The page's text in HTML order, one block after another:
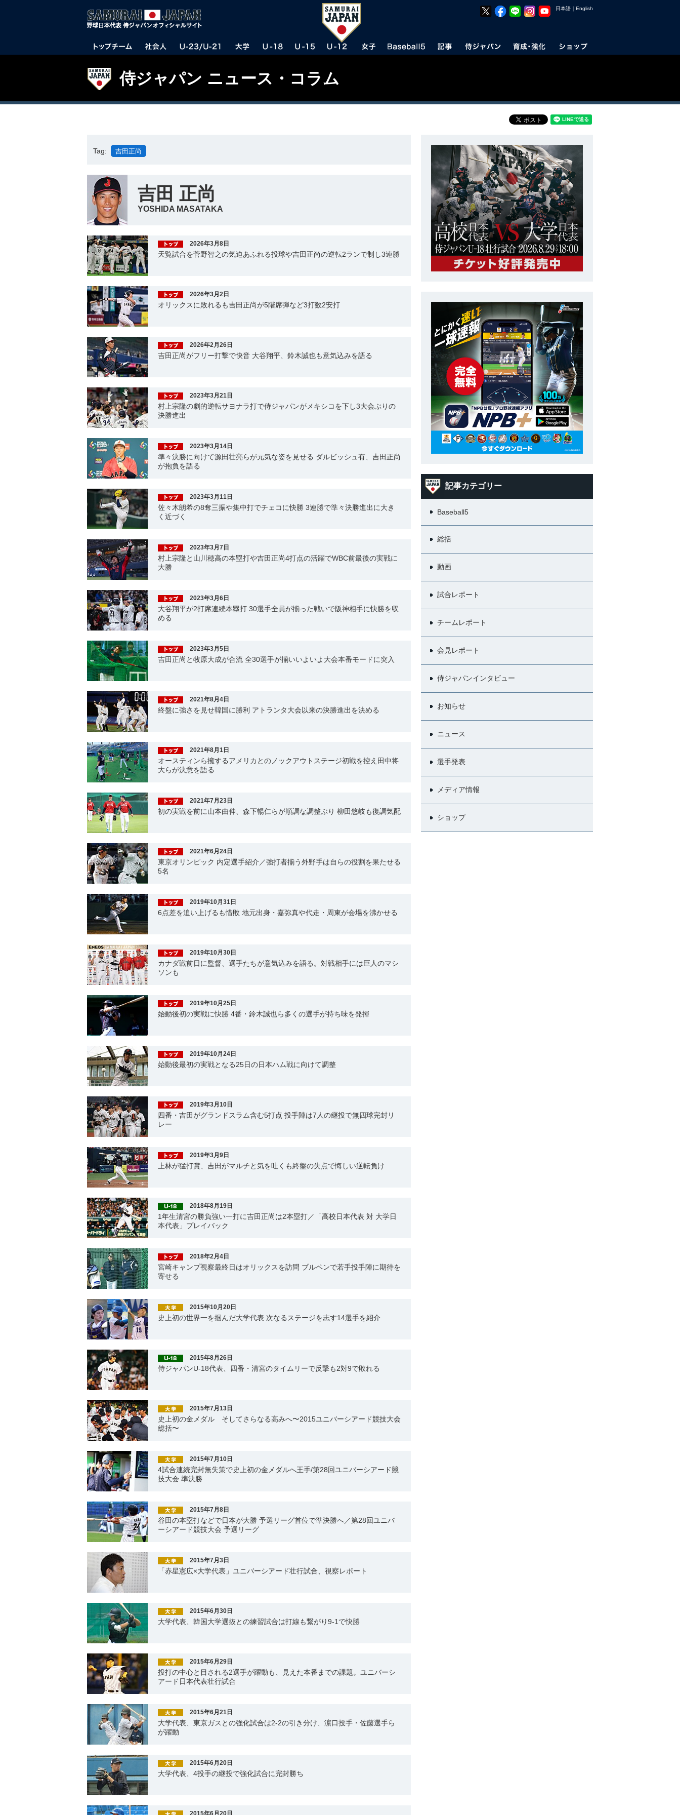
日本語 ｜ English
侍ジャパン ニュース・コラム
Tag: 吉田正尚
吉田 正尚
YOSHIDA MASATAKA
2026年3月8日
天覧試合を菅野智之の気迫あふれる投球や吉田正尚の逆転2ランで制し3連勝
2026年3月2日
オリックスに敗れるも吉田正尚が5階席弾など3打数2安打
2026年2月26日
吉田正尚がフリー打撃で快音 大谷翔平、鈴木誠也も意気込みを語る
2023年3月21日
村上宗隆の劇的逆転サヨナラ打で侍ジャパンがメキシコを下し3大会ぶりの
決勝進出
2023年3月14日
準々決勝に向けて源田壮亮らが元気な姿を見せる ダルビッシュ有、吉田正尚
が抱負を語る
2023年3月11日
佐々木朗希の8奪三振や集中打でチェコに快勝 3連勝で準々決勝進出に大き
く近づく
2023年3月7日
村上宗隆と山川穂高の本塁打や吉田正尚4打点の活躍でWBC前最後の実戦に
大勝
2023年3月6日
大谷翔平が2打席連続本塁打 30選手全員が揃った戦いで阪神相手に快勝を収
める
2023年3月5日
吉田正尚と牧原大成が合流 全30選手が揃いいよいよ大会本番モードに突入
2021年8月4日
終盤に強さを見せ韓国に勝利 アトランタ大会以来の決勝進出を決める
2021年8月1日
オースティンら擁するアメリカとのノックアウトステージ初戦を控え田中将
大らが決意を語る
2021年7月23日
初の実戦を前に山本由伸、森下暢仁らが順調な調整ぶり 柳田悠岐も復調気配
2021年6月24日
東京オリンピック 内定選手紹介／強打者揃う外野手は自らの役割を果たせる
5名
2019年10月31日
6点差を追い上げるも惜敗 地元出身・嘉弥真や代走・周東が会場を沸かせる
2019年10月30日
カナダ戦前日に監督、選手たちが意気込みを語る。対戦相手には巨人のマシ
ソンも
2019年10月25日
始動後初の実戦に快勝 4番・鈴木誠也ら多くの選手が持ち味を発揮
2019年10月24日
始動後最初の実戦となる25日の日本ハム戦に向けて調整
2019年3月10日
四番・吉田がグランドスラム含む5打点 投手陣は7人の継投で無四球完封リ
レー
2019年3月9日
上林が猛打賞、吉田がマルチと気を吐くも終盤の失点で悔しい逆転負け
2018年8月19日
1年生清宮の勝負強い一打に吉田正尚は2本塁打／「高校日本代表 対 大学日
本代表」プレイバック
2018年2月4日
宮崎キャンプ視察最終日はオリックスを訪問 ブルペンで若手投手陣に期待を
寄せる
2015年10月20日
史上初の世界一を掴んだ大学代表 次なるステージを志す14選手を紹介
2015年8月26日
侍ジャパンU-18代表、四番・清宮のタイムリーで反撃も2対9で敗れる
2015年7月13日
史上初の金メダル そしてさらなる高みへ〜2015ユニバーシアード競技大会
総括〜
2015年7月10日
4試合連続完封無失策で史上初の金メダルへ王手/第28回ユニバーシアード競
技大会 準決勝
2015年7月8日
谷田の本塁打などで日本が大勝 予選リーグ首位で準決勝へ／第28回ユニバ
ーシアード競技大会 予選リーグ
2015年7月3日
「赤星憲広×大学代表」ユニバーシアード壮行試合、視察レポート
2015年6月30日
大学代表、韓国大学選抜との練習試合は打線も繋がり9-1で快勝
2015年6月29日
投打の中心と目される2選手が躍動も、見えた本番までの課題。ユニバーシ
アード日本代表壮行試合
2015年6月21日
大学代表、東京ガスとの強化試合は2-2の引き分け、濵口投手・佐藤選手ら
が躍動
2015年6月20日
大学代表、4投手の継投で強化試合に完封勝ち
記事カテゴリー
Baseball5
総括
動画
試合レポート
チームレポート
会見レポート
侍ジャパンインタビュー
お知らせ
ニュース
選手発表
メディア情報
ショップ